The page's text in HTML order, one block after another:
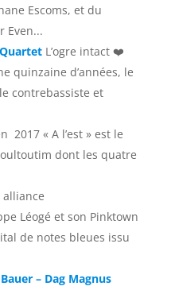
Escoms, et du
Even...
L’ogre intact ❤️
quinzaine d’années, le
contrebassiste et
2017 « A l’est » est le
dont les quatre
alliance
Léogé et son Pinktown
de notes bleues issu
– Dag Magnus